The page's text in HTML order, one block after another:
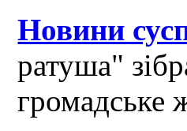
Новини
ратуша"
громадське